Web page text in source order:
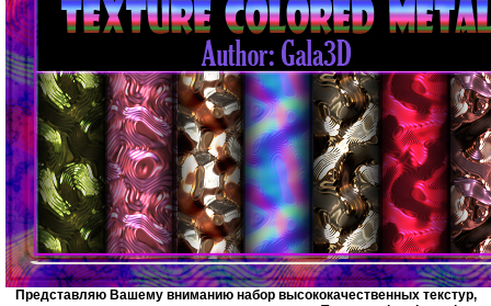
Представляю Вашему вниманию набор высококачественных текстур,